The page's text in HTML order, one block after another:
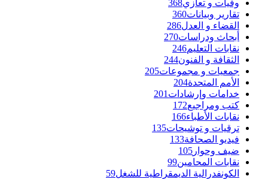
وفيات و تعازي368
تقارير وبيانات360
القضاء و العدل286
أبحاث ودراسات270
نقابات التعليم246
الثقافة و الفنون244
جمعيات و مجموعات205
الأمم المتحدة204
خدامات وإرشادات 201
كتب ومراجيع172
نقابات الأطباء166
ترقيات و توشيحات135
فيديو الصحافة133
ضيف وحوار 105
نقابات المحامين99
الكونفدرالية الديمقراطية للشغل59